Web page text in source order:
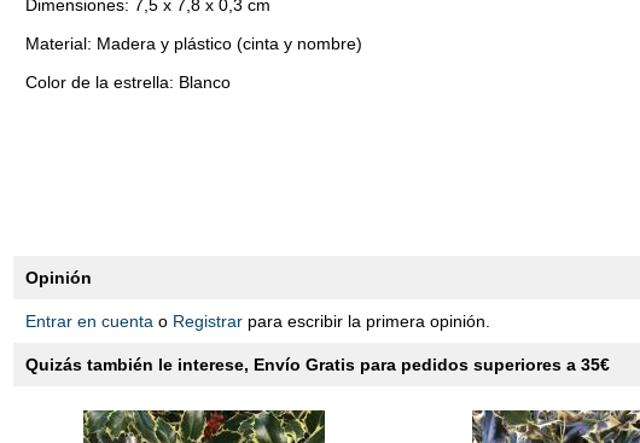
Dimensiones: 7,5 x 7,8 x 0,3 cm
Material: Madera y plástico (cinta y nombre)
Color de la estrella: Blanco
Opinión
Entrar en cuenta o Registrar para escribir la primera opinión.
Quizás también le interese, Envío Gratis para pedidos superiores a 35€